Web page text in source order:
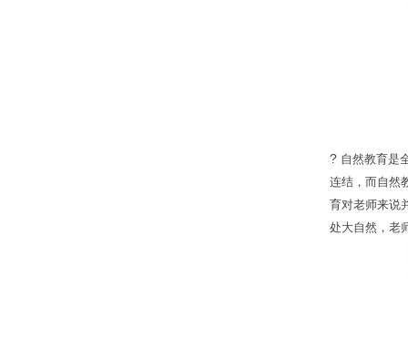
? 自然教育是
连结，而自然
育对老师来说
处大自然，老